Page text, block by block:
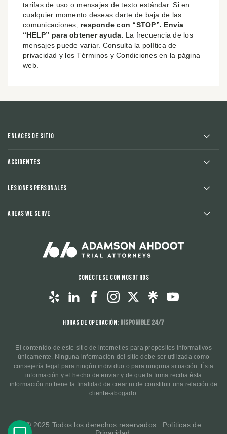
tarifas de uso o mensajes de texto estándar. Si en
cualquier momento deseas darte de baja de las
comunicaciones, responde con “STOP”. Envía
“HELP” para obtener ayuda. La frecuencia de los
mensajes puede variar. Consulta la política de
privacidad y los Términos y Condiciones en la página
web.
Enlaces de sitio
Accidentes
Lesiones Personales
Areas We Serve
Conéctese con nosotros
Horas de operación: Disponible 24/7
El contenido de este sitio de internet es para propósitos informativos
únicamente. Ninguna información del sitio debe ser utilizada como
consejería legal para ningún individuo o para ninguna situación. Ésta
información y el hecho de enviar y de que la firma reciba ésta
información no tiene la finalidad de crear ni de constituir una relación de
cliente-abogado.
© 2025 Todos los derechos reservados. Políticas de